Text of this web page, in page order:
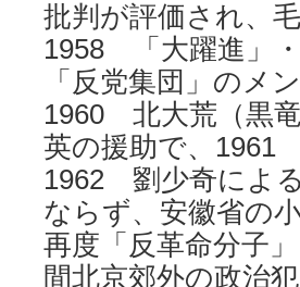
批判が評価され、
1958 「大躍進」
「反党集団」のメ
1960 北大荒（黒
英の援助で、1961
1962 劉少奇によ
ならず、安徽省の
再度「反革命分子
間北京郊外の政治